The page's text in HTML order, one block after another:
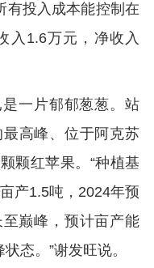
有投入成本能控制在
入1.6万元，净收入
一片郁郁葱葱。站
高峰、位于阿克苏
颗红苹果。“种植基
产1.5吨，2024年预
巅峰，预计亩产能
态。”谢发旺说。